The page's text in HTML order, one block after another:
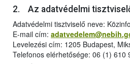
2. Az adatvédelmi
Adatvédelmi tisztviselő neve:
E-mail cím:
Levelezési cím: 1205 Budapest,
Telefonos elérhetősége: 06 (1) 610